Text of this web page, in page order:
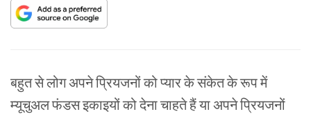
बहुतसेलोगअपनेप्रियजनोंकोप्यारकेसंकेतकेरूपमें
म्यूचुअलफंडसइकाइयोंकोदेनाचाहतेहैंयाअपनेप्रियजनों